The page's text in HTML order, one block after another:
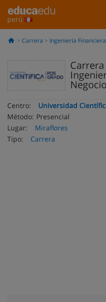
perú
Carrera Ingeniería Financiera
Centro:
Universidad
Método: Presencial
Lugar:
Miraflores
Tipo:
Carrera